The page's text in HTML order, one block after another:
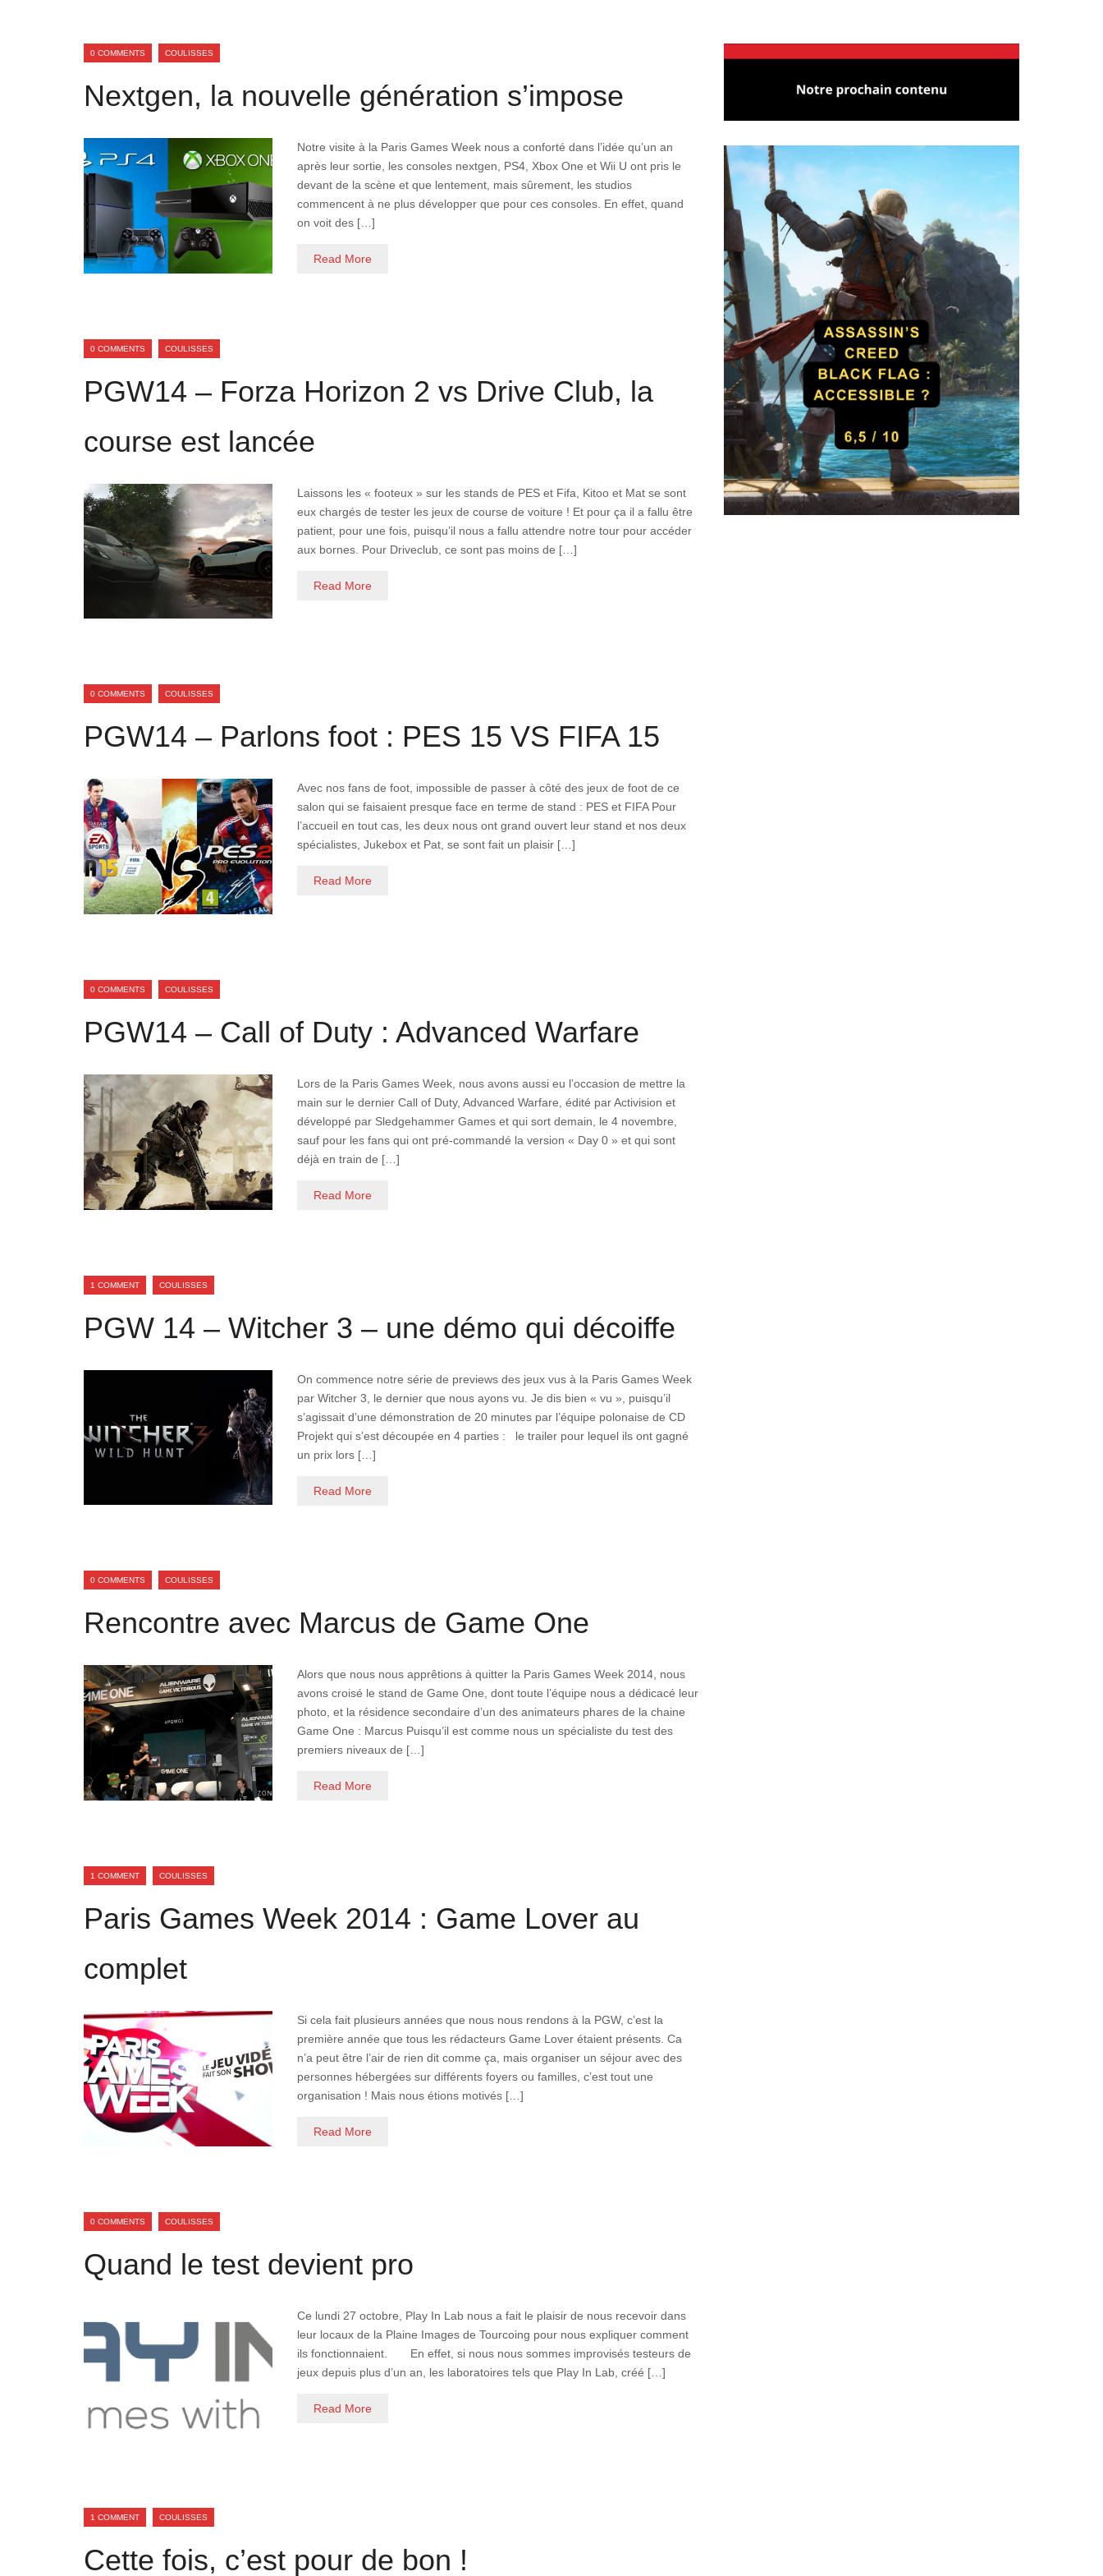
0 COMMENTS COULISSES
Nextgen, la nouvelle génération s’impose
Notre visite à la Paris Games Week nous a conforté dans l’idée qu’un an
après leur sortie, les consoles nextgen, PS4, Xbox One et Wii U ont pris le
devant de la scène et que lentement, mais sûrement, les studios
commencent à ne plus développer que pour ces consoles. En effet, quand
on voit des […]
Read More
0 COMMENTS COULISSES
PGW14 – Forza Horizon 2 vs Drive Club, la
course est lancée
Laissons les « footeux » sur les stands de PES et Fifa, Kitoo et Mat se sont
eux chargés de tester les jeux de course de voiture ! Et pour ça il a fallu être
patient, pour une fois, puisqu’il nous a fallu attendre notre tour pour accéder
aux bornes. Pour Driveclub, ce sont pas moins de […]
Read More
0 COMMENTS COULISSES
PGW14 – Parlons foot : PES 15 VS FIFA 15
Avec nos fans de foot, impossible de passer à côté des jeux de foot de ce
salon qui se faisaient presque face en terme de stand : PES et FIFA Pour
l’accueil en tout cas, les deux nous ont grand ouvert leur stand et nos deux
spécialistes, Jukebox et Pat, se sont fait un plaisir […]
Read More
0 COMMENTS COULISSES
PGW14 – Call of Duty : Advanced Warfare
Lors de la Paris Games Week, nous avons aussi eu l’occasion de mettre la
main sur le dernier Call of Duty, Advanced Warfare, édité par Activision et
développé par Sledgehammer Games et qui sort demain, le 4 novembre,
sauf pour les fans qui ont pré-commandé la version « Day 0 » et qui sont
déjà en train de […]
Read More
1 COMMENT COULISSES
PGW 14 – Witcher 3 – une démo qui décoiffe
On commence notre série de previews des jeux vus à la Paris Games Week
par Witcher 3, le dernier que nous ayons vu. Je dis bien « vu », puisqu’il
s’agissait d’une démonstration de 20 minutes par l’équipe polonaise de CD
Projekt qui s’est découpée en 4 parties : le trailer pour lequel ils ont gagné
un prix lors […]
Read More
0 COMMENTS COULISSES
Rencontre avec Marcus de Game One
Alors que nous nous apprêtions à quitter la Paris Games Week 2014, nous
avons croisé le stand de Game One, dont toute l’équipe nous a dédicacé leur
photo, et la résidence secondaire d’un des animateurs phares de la chaine
Game One : Marcus Puisqu’il est comme nous un spécialiste du test des
premiers niveaux de […]
Read More
1 COMMENT COULISSES
Paris Games Week 2014 : Game Lover au
complet
Si cela fait plusieurs années que nous nous rendons à la PGW, c’est la
première année que tous les rédacteurs Game Lover étaient présents. Ca
n’a peut être l’air de rien dit comme ça, mais organiser un séjour avec des
personnes hébergées sur différents foyers ou familles, c’est tout une
organisation ! Mais nous étions motivés […]
Read More
0 COMMENTS COULISSES
Quand le test devient pro
Ce lundi 27 octobre, Play In Lab nous a fait le plaisir de nous recevoir dans
leur locaux de la Plaine Images de Tourcoing pour nous expliquer comment
ils fonctionnaient. En effet, si nous nous sommes improvisés testeurs de
jeux depuis plus d’un an, les laboratoires tels que Play In Lab, créé […]
Read More
1 COMMENT COULISSES
Cette fois, c’est pour de bon !